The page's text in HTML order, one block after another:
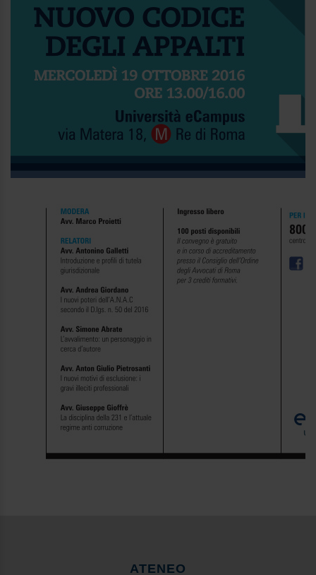
ATENEO